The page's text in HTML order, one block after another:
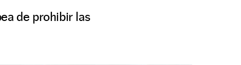
de prohibir las